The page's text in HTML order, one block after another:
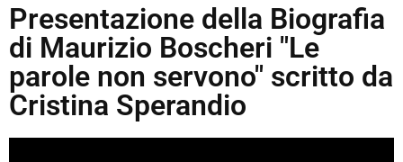
Presentazione della Biografia
di Maurizio Boscheri "Le
parole non servono" scritto da
Cristina Sperandio